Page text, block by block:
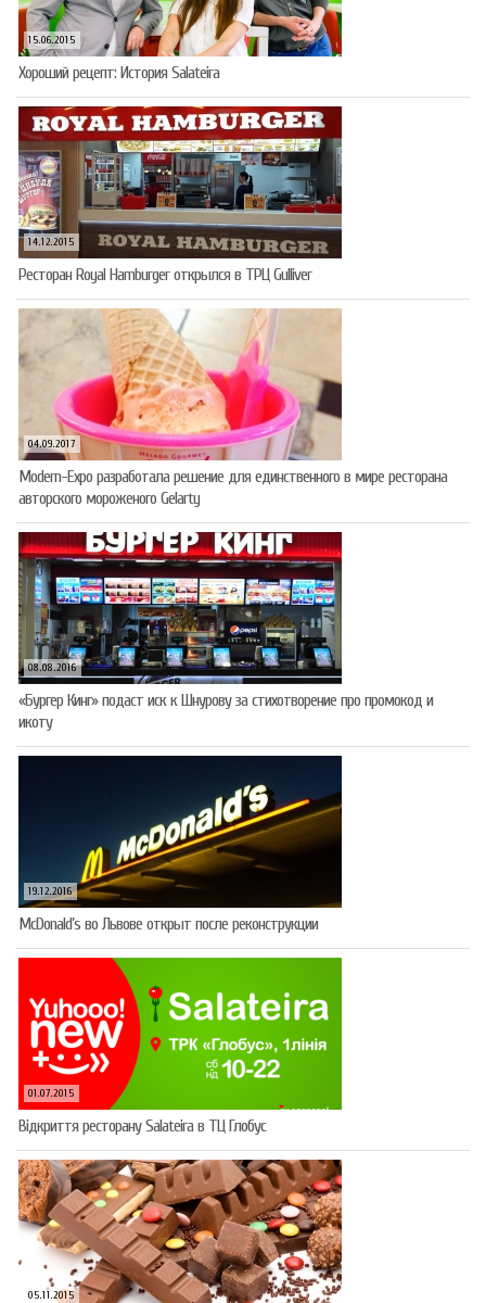
15.06.2015
Хороший рецепт: История Salateira
14.12.2015
Ресторан Royal Hamburger открылся в ТРЦ Gulliver
04.09.2017
Modern-Expo разработала решение для единственного в мире ресторана
авторского мороженого Gelarty
08.08.2016
«Бургер Кинг» подаст иск к Шнурову за стихотворение про промокод и
икоту
19.12.2016
McDonald’s во Львове открыт после реконструкции
01.07.2015
Відкриття ресторану Salateirа в ТЦ Глобус
05.11.2015